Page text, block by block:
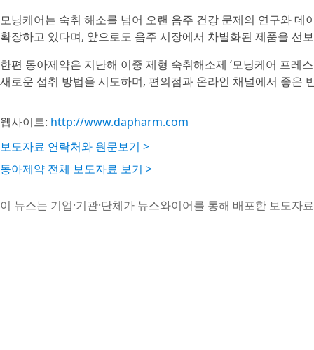
모닝케어는 숙취 해소를 넘어 오랜 음주 건강 문제의 연구와
확장하고 있다며, 앞으로도 음주 시장에서 차별화된 제품을 선
한편 동아제약은 지난해 이중 제형 숙취해소제 ‘모닝케어 프레
새로운 섭취 방법을 시도하며, 편의점과 온라인 채널에서 좋은
웹사이트: http://www.dapharm.com
보도자료 연락처와 원문보기 >
동아제약 전체 보도자료 보기 >
이 뉴스는 기업·기관·단체가 뉴스와이어를 통해 배포한 보도자